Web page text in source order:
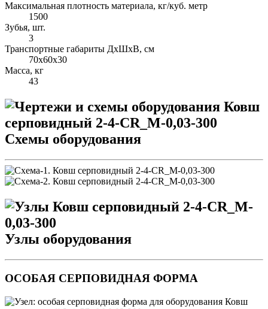
Максимальная плотность материала, кг/куб. метр
1500
Зубья, шт.
3
Транспортные габариты ДхШхВ, см
70х60х30
Масса, кг
43
Схемы оборудования
Узлы оборудования
ОСОБАЯ СЕРПОВИДНАЯ ФОРМА